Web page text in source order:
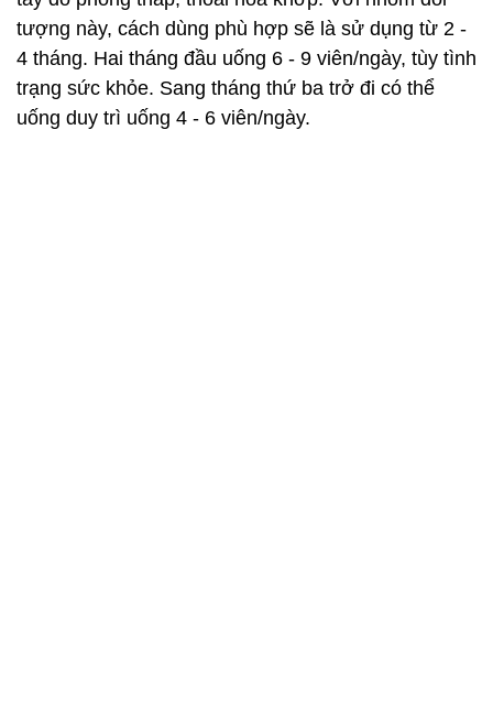
tượng này, cách dùng phù hợp sẽ là sử dụng từ 2 -
4 tháng. Hai tháng đầu uống 6 - 9 viên/ngày, tùy tình
trạng sức khỏe. Sang tháng thứ ba trở đi có thể
uống duy trì uống 4 - 6 viên/ngày.